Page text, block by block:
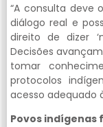
“A consulta deve
diálogo real e
direito de dizer
Decisões
tomar
protocolos
acesso adequado
Povos